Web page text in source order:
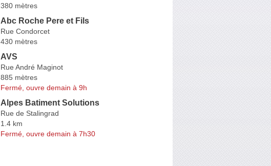
380 mètres
Abc Roche Pere et Fils
Rue Condorcet
430 mètres
AVS
Rue André Maginot
885 mètres
Fermé, ouvre demain à 9h
Alpes Batiment Solutions
Rue de Stalingrad
1.4 km
Fermé, ouvre demain à 7h30